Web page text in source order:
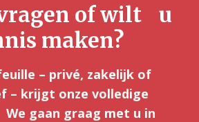
of wilt u
maken?
– privé, zakelijk of
– krijgt onze volledige
gaan graag met u in